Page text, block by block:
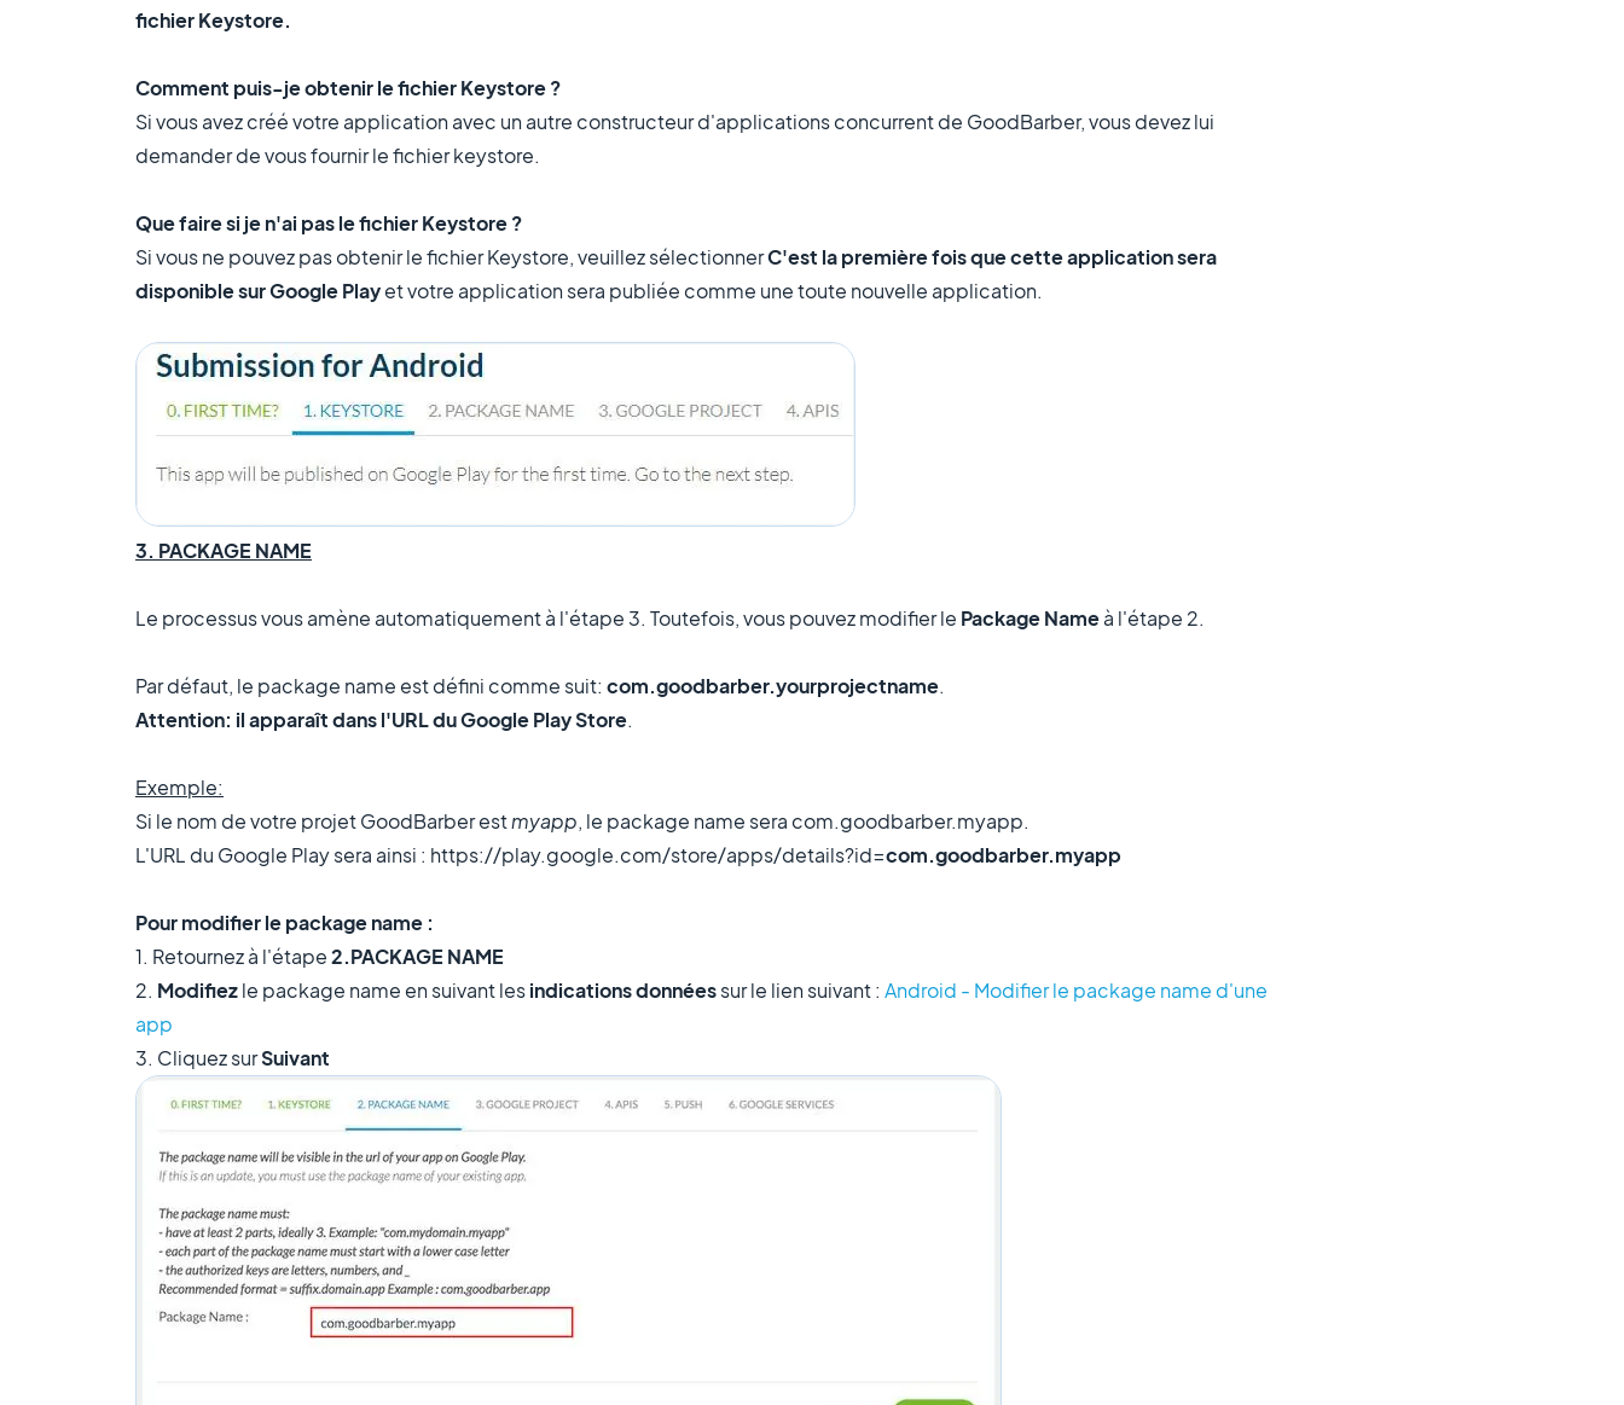
fichier Keystore.
Comment puis-je obtenir le fichier Keystore ?
Si vous avez créé votre application avec un autre constructeur d'applications concurrent de GoodBarber, vous devez lui
demander de vous fournir le fichier keystore.
Que faire si je n'ai pas le fichier Keystore ?
Si vous ne pouvez pas obtenir le fichier Keystore, veuillez sélectionnerC'est la première fois que cette application sera
disponible sur Google Playet votre application sera publiée comme une toute nouvelle application.
3. PACKAGE NAME
Le processus vous amène automatiquement à l'étape 3. Toutefois, vous pouvez modifier le Package Nameà l'étape 2.
Par défaut, le package name est défini comme suit: com.goodbarber.yourprojectname.
Attention: il apparaît dans l'URL du Google Play Store.
Exemple:
Si le nom de votre projet GoodBarber estmyapp, le package name sera com.goodbarber.myapp.
L'URL du Google Play sera ainsi : https://play.google.com/store/apps/details?id=com.goodbarber.myapp
Pour modifier le package name :
1. Retournez à l'étape2.PACKAGE NAME
2. Modifiezle package name en suivant lesindications donnéessur le lien suivant : Android - Modifier le package name d'une
app
3. Cliquez surSuivant